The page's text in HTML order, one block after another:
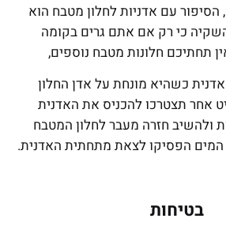
עם אדניות לחלון מטבח הוא
כי רק אם אתם גרים בקומה
תחתיכם חלונות מטבח נוספים,
כשהיא מונחת על אדן החלון
אחר תצטרכו להכניס את האדנית
ולהשיב חזרה מעבר לחלון המטבח
הפסיקו לצאת מתחתית האדנית.
בטיחות